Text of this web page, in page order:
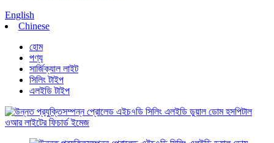
English
Chinese
হোম
পণ্য
সার্জিক্যাল লাইট
সিলিং টাইপ
এলইডি টাইপ